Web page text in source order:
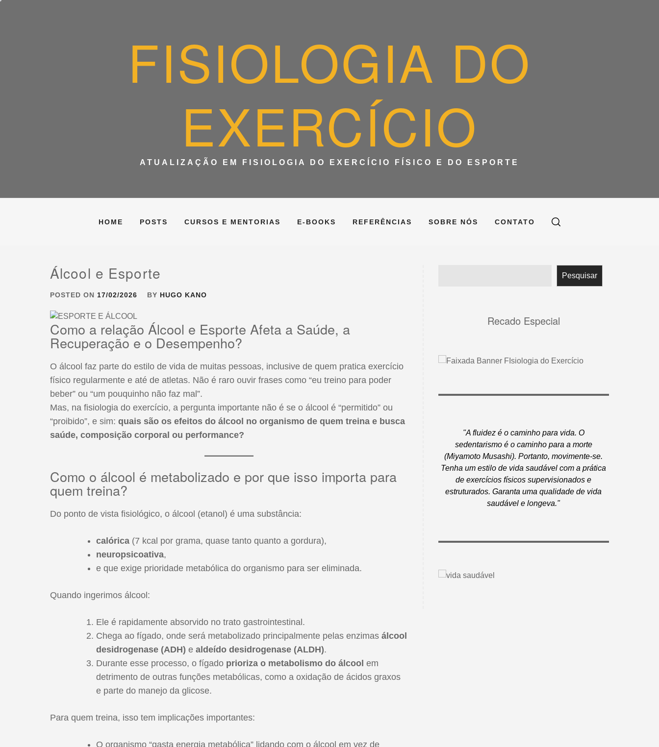
FISIOLOGIA DO
EXERCÍCIO
ATUALIZAÇÃO EM FISIOLOGIA DO EXERCÍCIO FÍSICO E DO ESPORTE
HOME POSTS CURSOS E MENTORIAS E-BOOKS REFERÊNCIAS SOBRE NÓS CONTATO
Álcool e Esporte
POSTED ON 17/02/2026 BY HUGO KANO
Como a relação Álcool e Esporte Afeta a Saúde, a
Recuperação e o Desempenho?
O álcool faz parte do estilo de vida de muitas pessoas, inclusive de quem pratica exercício
físico regularmente e até de atletas. Não é raro ouvir frases como “eu treino para poder
beber” ou “um pouquinho não faz mal”.
Mas, na fisiologia do exercício, a pergunta importante não é se o álcool é “permitido” ou
“proibido”, e sim: quais são os efeitos do álcool no organismo de quem treina e busca
saúde, composição corporal ou performance?
Como o álcool é metabolizado e por que isso importa para
quem treina?
Do ponto de vista fisiológico, o álcool (etanol) é uma substância:
calórica (7 kcal por grama, quase tanto quanto a gordura),
neuropsicoativa,
e que exige prioridade metabólica do organismo para ser eliminada.
Quando ingerimos álcool:
Ele é rapidamente absorvido no trato gastrointestinal.
Chega ao fígado, onde será metabolizado principalmente pelas enzimas álcool
desidrogenase (ADH) e aldeído desidrogenase (ALDH).
Durante esse processo, o fígado prioriza o metabolismo do álcool em
detrimento de outras funções metabólicas, como a oxidação de ácidos graxos
e parte do manejo da glicose.
Para quem treina, isso tem implicações importantes:
O organismo “gasta energia metabólica” lidando com o álcool em vez de
Pesquisar
Recado Especial
"A fluidez é o caminho para vida. O
sedentarismo é o caminho para a morte
(Miyamoto Musashi). Portanto, movimente-se.
Tenha um estilo de vida saudável com a prática
de exercícios físicos supervisionados e
estruturados. Garanta uma qualidade de vida
saudável e longeva."